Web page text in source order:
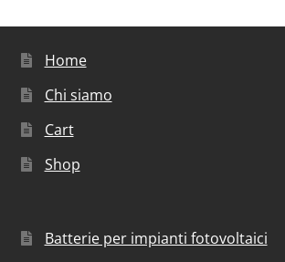
Home
Chi siamo
Cart
Shop
Batterie per impianti fotovoltaici